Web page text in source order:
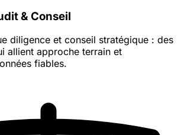
& Conseil
diligence et conseil stratégique : des
allient approche terrain et
fiables.